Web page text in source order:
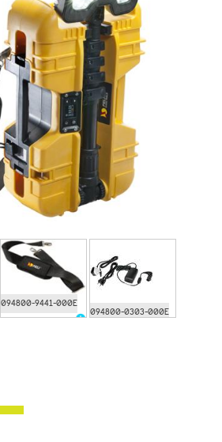
094800-9441-000E
094800-0303-000E